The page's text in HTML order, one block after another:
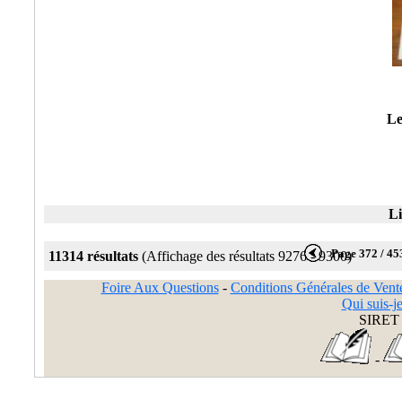
11314 résultats (Affichage des résultats 9276 - 9300)Page 372 /
Foire Aux Questions- Conditions Générales de
Qui suis-
SIRET
-